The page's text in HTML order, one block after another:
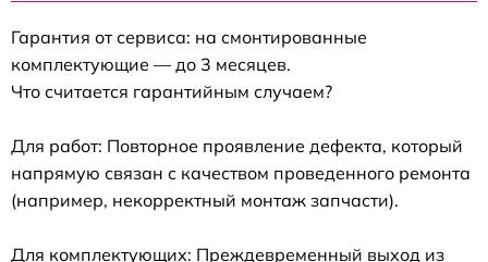
Гарантия от сервиса: на смонтированные
комплектующие — до 3 месяцев.
Что считается гарантийным случаем?
Для работ: Повторное проявление дефекта, который
напрямую связан с качеством проведенного ремонта
(например, некорректный монтаж запчасти).
Для комплектующих: Преждевременный выход из